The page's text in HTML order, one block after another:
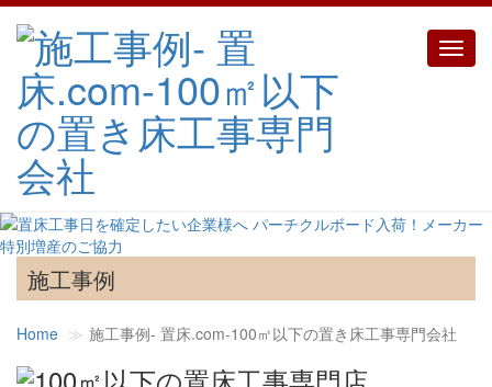
施工事例
Home 施工事例‐ 置床.com-100㎡以下の置き床工事専門会社